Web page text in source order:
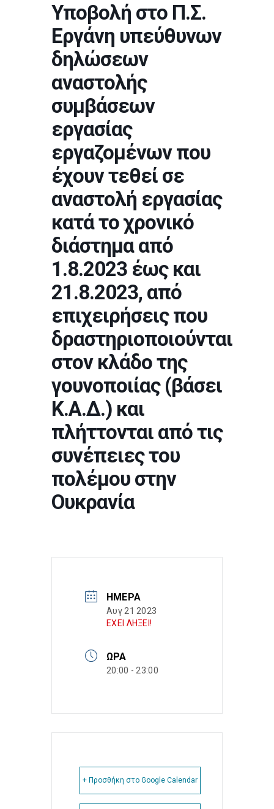
Υποβολή στο Π.Σ.
Εργάνη υπεύθυνων
δηλώσεων
αναστολής
συμβάσεων
εργασίας
εργαζομένων που
έχουν τεθεί σε
αναστολή εργασίας
κατά το χρονικό
διάστημα από
1.8.2023 έως και
21.8.2023, από
επιχειρήσεις που
δραστηριοποιούνται
στον κλάδο της
γουνοποιίας (βάσει
Κ.Α.Δ.) και
πλήττονται από τις
συνέπειες του
πολέμου στην
Ουκρανία
ΗΜΈΡΑ
Αυγ 21 2023
ΕΧΕΙ ΛΗΞΕΙ!
ΏΡΑ
20:00 - 23:00
+ Προσθήκη στο Google Calendar